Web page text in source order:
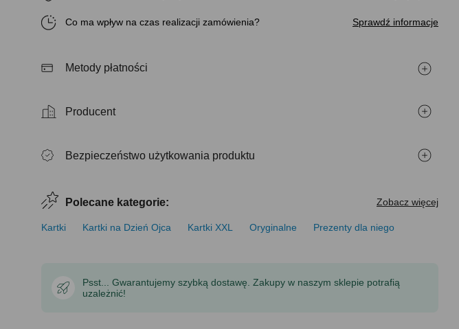
Co ma wpływ na czas realizacji zamówienia Sprawdź informacje
Metody płatności
Producent
Bezpieczeństwo użytkowania produktu
Polecane kategorie: Zobacz więcej
Kartki Kartki na Dzień Ojca Kartki XXL Oryginalne Prezenty dla niego
Psst... Gwarantujemy szybką dostawę. Zakupy w naszym sklepie potrafią
uzależnić!